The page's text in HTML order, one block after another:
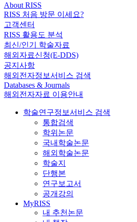
About RISS
RISS 처음 방문 이세요?
고객센터
RISS 활용도 분석
최신/인기 학술자료
해외자료신청(E-DDS)
공지사항
해외전자정보서비스 검색
Databases & Journals
해외전자자료 이용안내
학술연구정보서비스 검색
통합검색
학위논문
국내학술논문
해외학술논문
학술지
단행본
연구보고서
공개강의
MyRISS
내 추천논문